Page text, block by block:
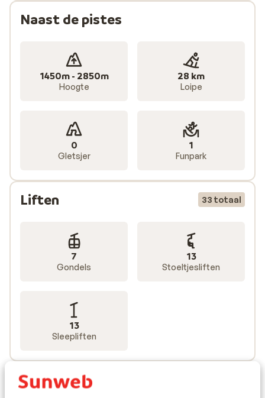
Naast de pistes
1450m - 2850m
Hoogte
28 km
Loipe
0
Gletsjer
1
Funpark
Liften 33 totaal
7
Gondels
13
Stoeltjesliften
13
Sleepliften